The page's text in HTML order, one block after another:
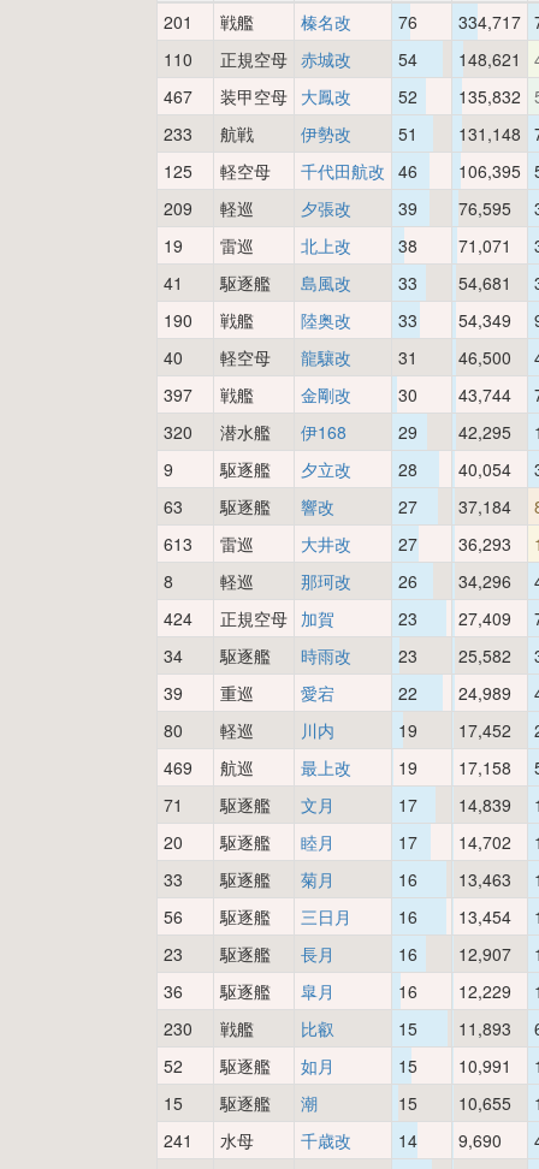
201 戦艦 榛名改 76 334,717
110
正規空母 赤城改 54 148,621
467
装甲空母 大鳳改 52 135,832
233
航戦 伊勢改 51 131,148
125
軽空母 千代田航改 46 106,395
209
軽巡 夕張改 39 76,595
19
雷巡 北上改 38 71,071
41
駆逐艦 島風改 33 54,681
190
戦艦 陸奥改 33 54,349
40
軽空母 龍驤改 31 46,500
397
戦艦 金剛改 30 43,744
320
潜水艦 伊168 29 42,295
9
駆逐艦 夕立改 28 40,054
63
駆逐艦 響改 27 37,184
613
雷巡 大井改 27 36,293
8
軽巡 那珂改 26 34,296
424
正規空母 加賀 23 27,409
34
駆逐艦 時雨改 23 25,582
39
重巡 愛宕 22 24,989
80
軽巡 川内 19 17,452
469
航巡 最上改 19 17,158
71
駆逐艦 文月 17 14,839
20
駆逐艦 睦月 17 14,702
33
駆逐艦 菊月 16 13,463
56
駆逐艦 三日月 16 13,454
23
駆逐艦 長月 16 12,907
36
駆逐艦 皐月 16 12,229
230
戦艦 比叡 15 11,893
52
駆逐艦 如月 15 10,991
15
駆逐艦 潮 15 10,655
241
水母 千歳改 14 9,690